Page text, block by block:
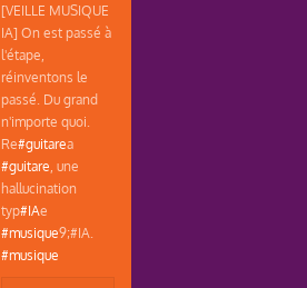
[VEILLE MUSIQUE
IA] On est passé à
l'étape,
réinventons le
passé. Du grand
n'importe quoi.
Re#guitarea
#guitare, une
hallucination
typ#IAe
#musique9;#IA.
#musique